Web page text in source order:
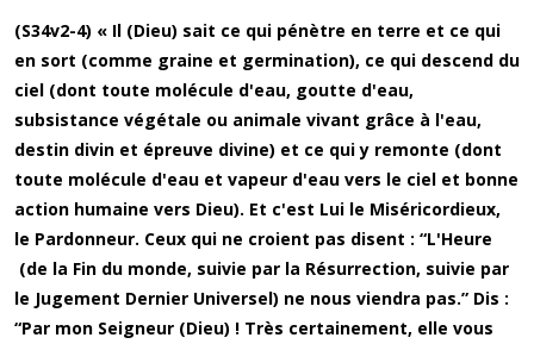
(S34v2-4) « Il (Dieu) sait ce qui pénètre en terre et ce qui
en sort (comme graine et germination), ce qui descend du
ciel (dont toute molécule d'eau, goutte d'eau,
subsistance végétale ou animale vivant grâce à l'eau,
destin divin et épreuve divine) et ce qui y remonte (dont
toute molécule d'eau et vapeur d'eau vers le ciel et bonne
action humaine vers Dieu). Et c'est Lui le Miséricordieux,
le Pardonneur. Ceux qui ne croient pas disent : “L'Heure
(de la Fin du monde, suivie par la Résurrection, suivie par
le Jugement Dernier Universel) ne nous viendra pas.” Dis :
“Par mon Seigneur (Dieu) ! Très certainement, elle vous